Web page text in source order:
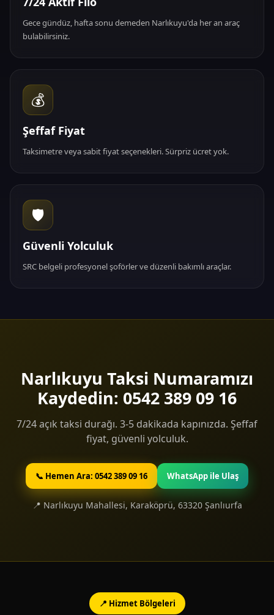
Gece gündüz, hafta sonu demeden Narlıkuyu'da her an araç
bulabilirsiniz.
💰
Şeffaf Fiyat
Taksimetre veya sabit fiyat seçenekleri. Sürpriz ücret yok.
🛡️
Güvenli Yolculuk
SRC belgeli profesyonel şoförler ve düzenli bakımlı araçlar.
Narlıkuyu Taksi Numaramızı
Kaydedin: 0542 389 09 16
7/24 açık taksi durağı. 3-5 dakikada kapınızda. Şeffaf
fiyat, güvenli yolculuk.
📞 Hemen Ara: 0542 389 09 16 WhatsApp ile Ulaş
📍 Narlıkuyu Mahallesi, Karaköprü, 63320 Şanlıurfa
📍 Hizmet Bölgeleri